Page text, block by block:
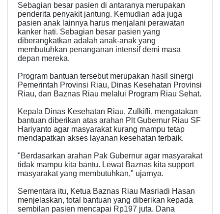
Sebagian besar pasien di antaranya merupakan
penderita penyakit jantung. Kemudian ada juga
pasien anak lainnya harus menjalani perawatan
kanker hati. Sebagian besar pasien yang
diberangkatkan adalah anak-anak yang
membutuhkan penanganan intensif demi masa
depan mereka.
Program bantuan tersebut merupakan hasil sinergi
Pemerintah Provinsi Riau, Dinas Kesehatan Provinsi
Riau, dan Baznas Riau melalui Program Riau Sehat.
Kepala Dinas Kesehatan Riau, Zulkifli, mengatakan
bantuan diberikan atas arahan Plt Gubernur Riau SF
Hariyanto agar masyarakat kurang mampu tetap
mendapatkan akses layanan kesehatan terbaik.
"Berdasarkan arahan Pak Gubernur agar masyarakat
tidak mampu kita bantu. Lewat Baznas kita support
masyarakat yang membutuhkan," ujarnya.
Sementara itu, Ketua Baznas Riau Masriadi Hasan
menjelaskan, total bantuan yang diberikan kepada
sembilan pasien mencapai Rp197 juta. Dana